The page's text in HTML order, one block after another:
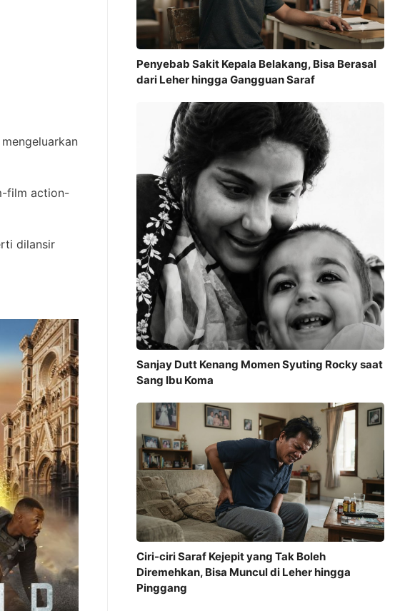
film action-
dilansir
Penyebab Sakit Kepala Belakang, Bisa Berasal
dari Leher hingga Gangguan Saraf
Sanjay Dutt Kenang Momen Syuting Rocky saat
Sang Ibu Koma
Ciri-ciri Saraf Kejepit yang Tak Boleh
Diremehkan, Bisa Muncul di Leher hingga
Pinggang